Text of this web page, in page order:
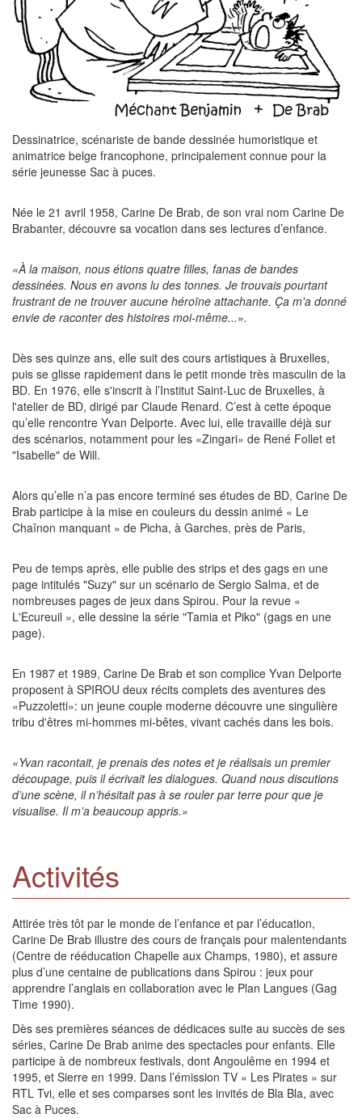
Dessinatrice, scénariste de bande dessinée humoristique et
animatrice belge francophone, principalement connue pour la
série jeunesse Sac à puces.
Née le 21 avril 1958, Carine De Brab, de son vrai nom Carine De
Brabanter, découvre sa vocation dans ses lectures d’enfance.
«À la maison, nous étions quatre filles, fanas de bandes
dessinées. Nous en avons lu des tonnes. Je trouvais pourtant
frustrant de ne trouver aucune héroïne attachante. Ça m'a donné
envie de raconter des histoires moi-même...».
Dès ses quinze ans, elle suit des cours artistiques à Bruxelles,
puis se glisse rapidement dans le petit monde très masculin de la
BD. En 1976, elle s'inscrit à l’Institut Saint-Luc de Bruxelles, à
l'atelier de BD, dirigé par Claude Renard. C’est à cette époque
qu’elle rencontre Yvan Delporte. Avec lui, elle travaille déjà sur
des scénarios, notamment pour les «Zingari» de René Follet et
"Isabelle" de Will.
Alors qu’elle n’a pas encore terminé ses études de BD, Carine De
Brab participe à la mise en couleurs du dessin animé « Le
Chaînon manquant » de Picha, à Garches, près de Paris,
Peu de temps après, elle publie des strips et des gags en une
page intitulés "Suzy" sur un scénario de Sergio Salma, et de
nombreuses pages de jeux dans Spirou. Pour la revue «
L'Ecureuil », elle dessine la série "Tamia et Piko" (gags en une
page).
En 1987 et 1989, Carine De Brab et son complice Yvan Delporte
proposent à SPIROU deux récits complets des aventures des
«Puzzoletti»: un jeune couple moderne découvre une singulière
tribu d'êtres mi-hommes mi-bêtes, vivant cachés dans les bois.
«Yvan racontait, je prenais des notes et je réalisais un premier
découpage, puis il écrivait les dialogues. Quand nous discutions
d’une scène, il n’hésitait pas à se rouler par terre pour que je
visualise. Il m’a beaucoup appris.»
Activités
Attirée très tôt par le monde de l’enfance et par l’éducation,
Carine De Brab illustre des cours de français pour malentendants
(Centre de rééducation Chapelle aux Champs, 1980), et assure
plus d’une centaine de publications dans Spirou : jeux pour
apprendre l’anglais en collaboration avec le Plan Langues (Gag
Time 1990).
Dès ses premières séances de dédicaces suite au succès de ses
séries, Carine De Brab anime des spectacles pour enfants. Elle
participe à de nombreux festivals, dont Angoulême en 1994 et
1995, et Sierre en 1999. Dans l’émission TV « Les Pirates » sur
RTL Tvi, elle et ses comparses sont les invités de Bla Bla, avec
Sac à Puces.